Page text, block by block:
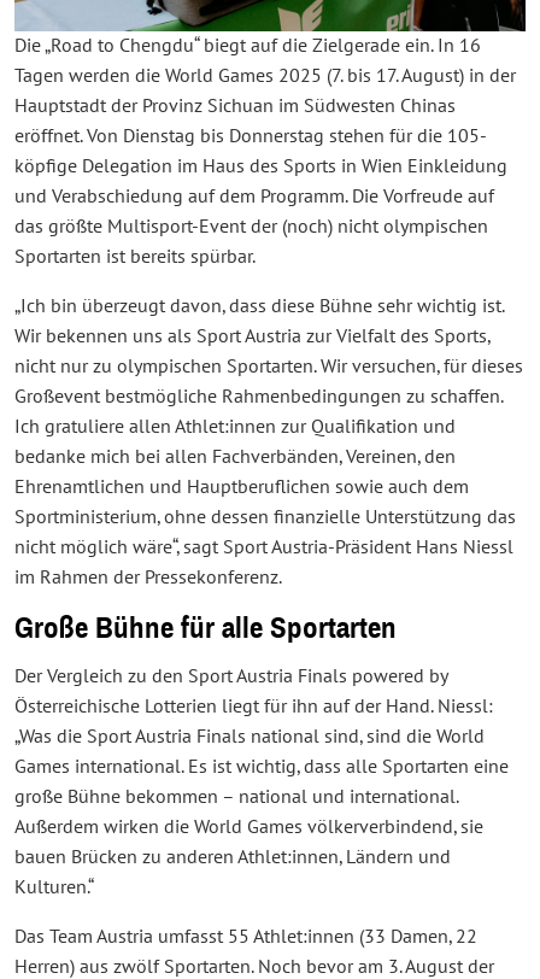
Die „Road to Chengdu“ biegt auf die Zielgerade ein. In 16
Tagen werden die World Games 2025 (7. bis 17. August) in der
Hauptstadt der Provinz Sichuan im Südwesten Chinas
eröffnet. Von Dienstag bis Donnerstag stehen für die 105-
köpfige Delegation im Haus des Sports in Wien Einkleidung
und Verabschiedung auf dem Programm. Die Vorfreude auf
das größte Multisport-Event der (noch) nicht olympischen
Sportarten ist bereits spürbar.
„Ich bin überzeugt davon, dass diese Bühne sehr wichtig ist.
Wir bekennen uns als Sport Austria zur Vielfalt des Sports,
nicht nur zu olympischen Sportarten. Wir versuchen, für dieses
Großevent bestmögliche Rahmenbedingungen zu schaffen.
Ich gratuliere allen Athlet:innen zur Qualifikation und
bedanke mich bei allen Fachverbänden, Vereinen, den
Ehrenamtlichen und Hauptberuflichen sowie auch dem
Sportministerium, ohne dessen finanzielle Unterstützung das
nicht möglich wäre“, sagt Sport Austria-Präsident Hans Niessl
im Rahmen der Pressekonferenz.
Große Bühne für alle Sportarten
Der Vergleich zu den Sport Austria Finals powered by
Österreichische Lotterien liegt für ihn auf der Hand. Niessl:
„Was die Sport Austria Finals national sind, sind die World
Games international. Es ist wichtig, dass alle Sportarten eine
große Bühne bekommen – national und international.
Außerdem wirken die World Games völkerverbindend, sie
bauen Brücken zu anderen Athlet:innen, Ländern und
Kulturen.“
Das Team Austria umfasst 55 Athlet:innen (33 Damen, 22
Herren) aus zwölf Sportarten. Noch bevor am 3. August der